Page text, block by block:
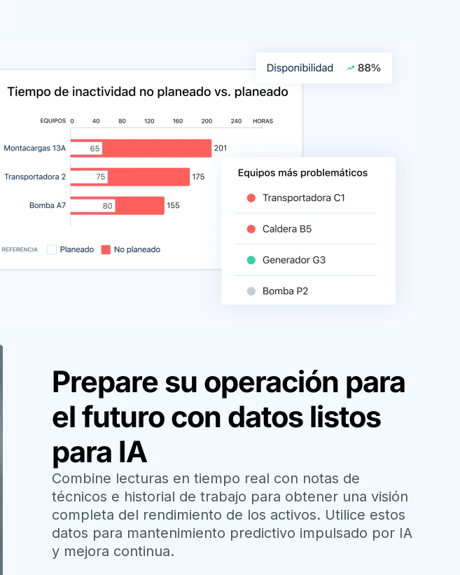
Prepare su operación para
el futuro con datos listos
para IA
Combine lecturas en tiempo real con notas de
técnicos e historial de trabajo para obtener una visión
completa del rendimiento de los activos. Utilice estos
datos para mantenimiento predictivo impulsado por IA
y mejora continua.